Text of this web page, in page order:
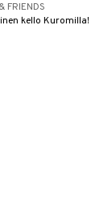
FRIENDS
kello Kuromilla!